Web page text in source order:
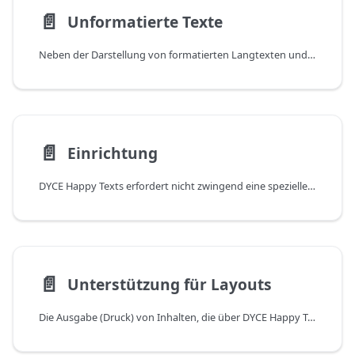
📄️ Unformatierte Texte
Neben der Darstellung von formatierten Langtexten und Bildern wird der in DYCE Happy Texts enthaltene Editor auch zur Anzeige von unformatierten Texten verwendet. Hierbei handelt es sich bspw. um die Inhalte der Berichtskonfiguration oder der Beschreibung von Zeiterfassungen.
📄️ Einrichtung
DYCE Happy Texts erfordert nicht zwingend eine spezielle Einrichtung. Allerdings ist eine Standard-Vorlage (Cascading Style Sheet - CSS) für Absatz- und Zeichenformate Bestandteil des Lieferumfangs. Hierüber besteht die Möglichkeit, die im Editor auswählbaren Formatierungen zu definieren.
📄️ Unterstützung für Layouts
Die Ausgabe (Druck) von Inhalten, die über DYCE Happy Texts erstellt wurden, kann wahlweise per WORD Layout oder per RDL Layout erfolgen. Im Lieferumfang der App sind daher für jeden der folgenden Berichte zwei zusätzliche Layouts enthalten. Diese können anhand des Erweiterungsnamens DYCE Happy Texts identifiziert werden.